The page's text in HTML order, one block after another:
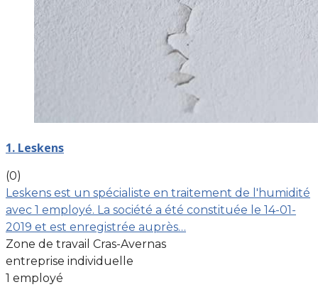
1. Leskens
(0)
Leskens est un spécialiste en traitement de l'humidité
avec 1 employé. La société a été constituée le 14-01-
2019 et est enregistrée auprès…
Zone de travail Cras-Avernas
entreprise individuelle
1 employé